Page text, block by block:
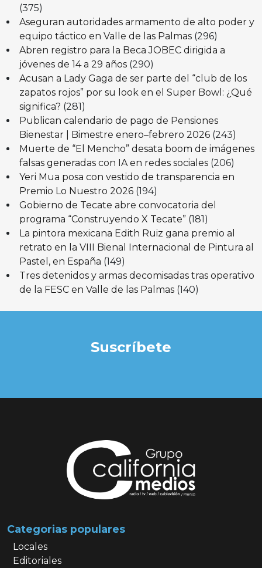
(375)
Aseguran autoridades armamento de alto poder y
equipo táctico en Valle de las Palmas (296)
Abren registro para la Beca JOBEC dirigida a
jóvenes de 14 a 29 años (290)
Acusan a Lady Gaga de ser parte del “club de los
zapatos rojos” por su look en el Super Bowl: ¿Qué
significa? (281)
Publican calendario de pago de Pensiones
Bienestar | Bimestre enero–febrero 2026 (243)
Muerte de “El Mencho” desata boom de imágenes
falsas generadas con IA en redes sociales (206)
Yeri Mua posa con vestido de transparencia en
Premio Lo Nuestro 2026 (194)
Gobierno de Tecate abre convocatoria del
programa “Construyendo X Tecate” (181)
La pintora mexicana Edith Ruiz gana premio al
retrato en la VIII Bienal Internacional de Pintura al
Pastel, en España (149)
Tres detenidos y armas decomisadas tras operativo
de la FESC en Valle de las Palmas (140)
Suscríbete
Categorias populares
Locales
Editoriales